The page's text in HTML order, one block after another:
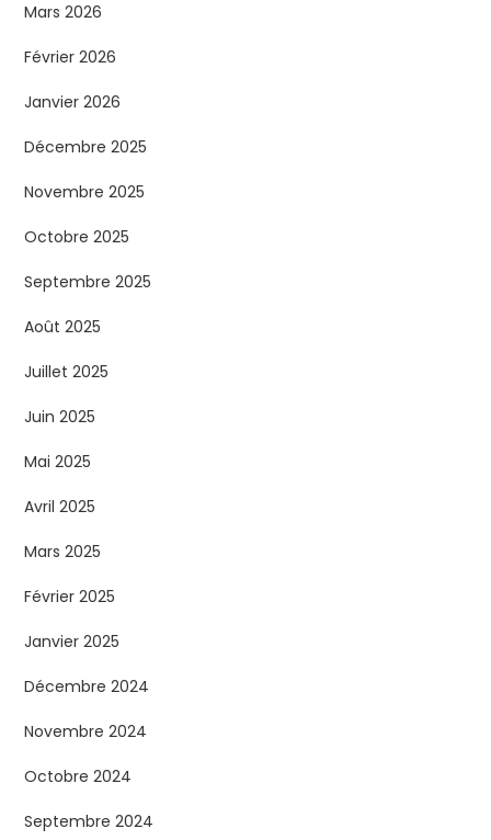
Mars 2026
Février 2026
Janvier 2026
Décembre 2025
Novembre 2025
Octobre 2025
Septembre 2025
Août 2025
Juillet 2025
Juin 2025
Mai 2025
Avril 2025
Mars 2025
Février 2025
Janvier 2025
Décembre 2024
Novembre 2024
Octobre 2024
Septembre 2024